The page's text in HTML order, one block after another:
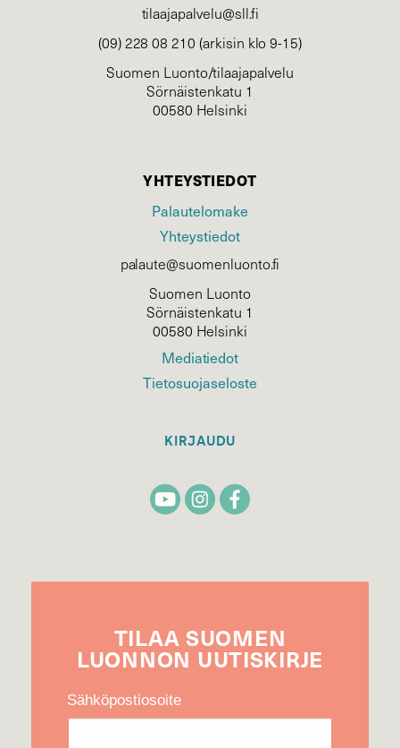
tilaajapalvelu@sll.fi
(09) 228 08 210 (arkisin klo 9-15)
Suomen Luonto/tilaajapalvelu
Sörnäistenkatu 1
00580 Helsinki
YHTEYSTIEDOT
Palautelomake
Yhteystiedot
palaute@suomenluonto.fi
Suomen Luonto
Sörnäistenkatu 1
00580 Helsinki
Mediatiedot
Tietosuojaseloste
KIRJAUDU
TILAA SUOMEN
LUONNON UUTIS­KIRJE
Sähköpostiosoite